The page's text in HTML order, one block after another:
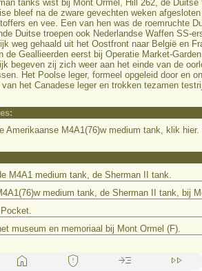
tanks wist bij Mont Ormel, Hill 262, de
bleef na de zware gevechten weken
en vee. Een van hen was de roemruchte
Duitse troepen ook Nederlandse Waffen SS-
weg gehaald uit het Oostfront naar België en
de Geallieerden eerst bij Operatie Market-
begeven zij zich weer aan het einde van de
Het Poolse leger, formeel opgeleid door en
het Canadese leger en trokken tezamen
Amerikaanse M4A1(76)w medium tank, klik hier.
M4A1 medium tank, de Sherman II tank.
medium tank, de Sherman II tank, bij
museum en memoriaal bij Mont Ormel (F).
home gpp_maybe read_more fast_forward